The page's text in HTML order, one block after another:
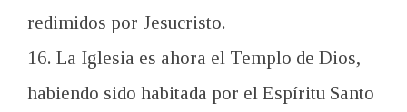
redimidos por Jesucristo.
16. La Iglesia es ahora el Templo de Dios,
habiendo sido habitada por el Espíritu Santo